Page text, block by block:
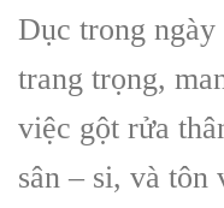
Dục trong ngày
trang trọng,
việc gột rửa
sân – si, và